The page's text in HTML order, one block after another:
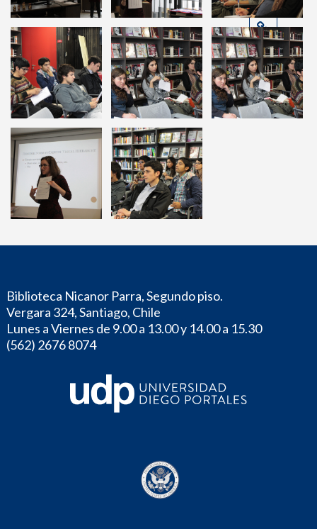
Compartir
Biblioteca Nicanor Parra, Segundo piso.
Vergara 324, Santiago, Chile
Lunes a Viernes de 9.00 a 13.00 y 14.00 a 15.30
(562) 2676 8074